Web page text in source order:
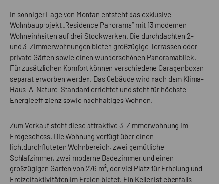
In sonniger Lage von Montan entsteht das exklusive
Wohnbauprojekt „Residence Panorama“ mit 13 modernen
Wohneinheiten auf drei Stockwerken. Die durchdachten 2-
und 3-Zimmerwohnungen bieten großzügige Terrassen oder
private Gärten sowie einen wunderschönen Panoramablick.
Für zusätzlichen Komfort können verschiedene Garagenboxen
separat erworben werden. Das Gebäude wird nach dem Klima-
Haus-A-Nature-Standard errichtet und steht für höchste
Energieeffizienz sowie nachhaltiges Wohnen.
Zum Verkauf steht diese attraktive 3-Zimmerwohnung im
Erdgeschoss. Die Wohnung verfügt über einen
lichtdurchfluteten Wohnbereich, zwei gemütliche
Schlafzimmer, zwei moderne Badezimmer und einen
großzügigen Garten von 276 m², der viel Platz für Erholung und
Freizeitaktivitäten im Freien bietet. Ein Keller ist ebenfalls